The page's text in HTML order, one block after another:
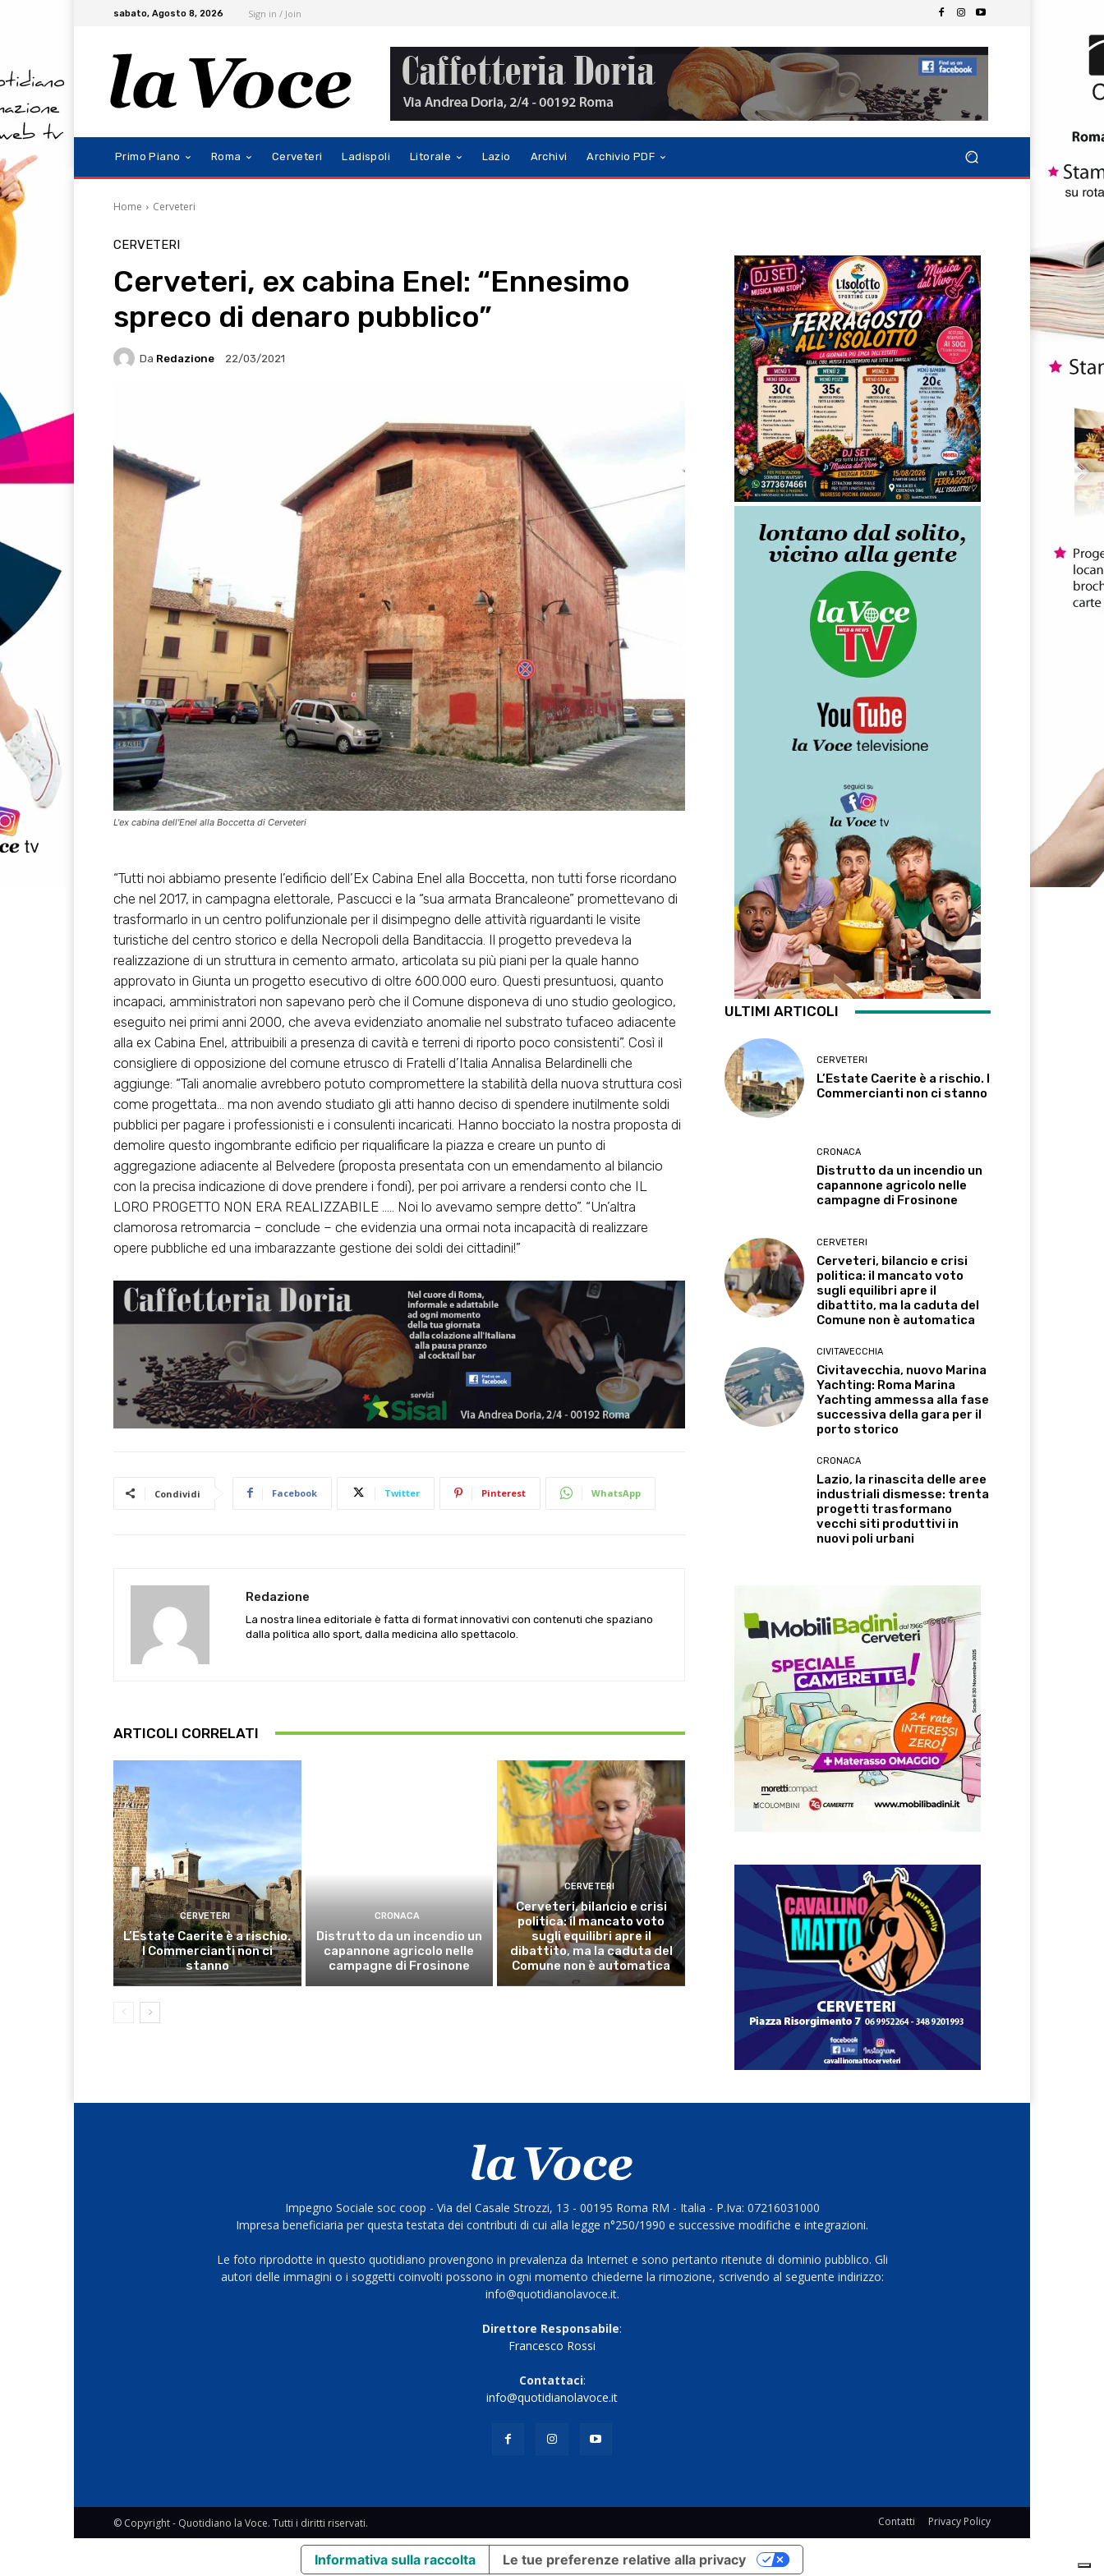
sabato, Agosto 8, 2026 Sign in / Join
Primo Piano Roma Cerveteri Ladispoli Litorale Lazio Archivi Archivio PDF
Home Cerveteri
CERVETERI
Cerveteri, ex cabina Enel: “Ennesimo
spreco di denaro pubblico”
Da Redazione 22/03/2021
L'ex cabina dell'Enel alla Boccetta di Cerveteri
“Tutti noi abbiamo presente l’edificio dell’Ex Cabina Enel alla Boccetta, non tutti forse ricordano
che nel 2017, in campagna elettorale, Pascucci e la “sua armata Brancaleone” promettevano di
trasformarlo in un centro polifunzionale per il disimpegno delle attività riguardanti le visite
turistiche del centro storico e della Necropoli della Banditaccia. Il progetto prevedeva la
realizzazione di un struttura in cemento armato, articolata su più piani per la quale hanno
approvato in Giunta un progetto esecutivo di oltre 600.000 euro. Questi presuntuosi, quanto
incapaci, amministratori non sapevano però che il Comune disponeva di uno studio geologico,
eseguito nei primi anni 2000, che aveva evidenziato anomalie nel substrato tufaceo adiacente
alla ex Cabina Enel, attribuibili a presenza di cavità e terreni di riporto poco consistenti”. Così il
consigliere di opposizione del comune etrusco di Fratelli d’Italia Annalisa Belardinelli che
aggiunge: “Tali anomalie avrebbero potuto compromettere la stabilità della nuova struttura così
come progettata… ma non avendo studiato gli atti hanno deciso di spendere inutilmente soldi
pubblici per pagare i professionisti e i consulenti incaricati. Hanno bocciato la nostra proposta di
demolire questo ingombrante edificio per riqualificare la piazza e creare un punto di
aggregazione adiacente al Belvedere (proposta presentata con un emendamento al bilancio
con la precisa indicazione di dove prendere i fondi), per poi arrivare a rendersi conto che IL
LORO PROGETTO NON ERA REALIZZABILE ….. Noi lo avevamo sempre detto”. “Un’altra
clamorosa retromarcia – conclude – che evidenzia una ormai nota incapacità di realizzare
opere pubbliche ed una imbarazzante gestione dei soldi dei cittadini!”
Condividi Facebook Twitter Pinterest WhatsApp
Redazione
La nostra linea editoriale è fatta di format innovativi con contenuti che spaziano
dalla politica allo sport, dalla medicina allo spettacolo.
ARTICOLI CORRELATI
CERVETERI
L’Estate Caerite è a rischio.
I Commercianti non ci
stanno
CRONACA
Distrutto da un incendio un
capannone agricolo nelle
campagne di Frosinone
CERVETERI
Cerveteri, bilancio e crisi
politica: il mancato voto
sugli equilibri apre il
dibattito, ma la caduta del
Comune non è automatica
ULTIMI ARTICOLI
CERVETERI
L’Estate Caerite è a rischio. I
Commercianti non ci stanno
CRONACA
Distrutto da un incendio un
capannone agricolo nelle
campagne di Frosinone
CERVETERI
Cerveteri, bilancio e crisi
politica: il mancato voto
sugli equilibri apre il
dibattito, ma la caduta del
Comune non è automatica
CIVITAVECCHIA
Civitavecchia, nuovo Marina
Yachting: Roma Marina
Yachting ammessa alla fase
successiva della gara per il
porto storico
CRONACA
Lazio, la rinascita delle aree
industriali dismesse: trenta
progetti trasformano
vecchi siti produttivi in
nuovi poli urbani
Impegno Sociale soc coop - Via del Casale Strozzi, 13 - 00195 Roma RM - Italia - P.Iva: 07216031000
Impresa beneficiaria per questa testata dei contributi di cui alla legge n°250/1990 e successive modifiche e integrazioni.
Le foto riprodotte in questo quotidiano provengono in prevalenza da Internet e sono pertanto ritenute di dominio pubblico. Gli
autori delle immagini o i soggetti coinvolti possono in ogni momento chiederne la rimozione, scrivendo al seguente indirizzo:
info@quotidianolavoce.it.
Direttore Responsabile:
Francesco Rossi
Contattaci:
info@quotidianolavoce.it
© Copyright - Quotidiano la Voce. Tutti i diritti riservati. Contatti Privacy Policy
Informativa sulla raccolta Le tue preferenze relative alla privacy